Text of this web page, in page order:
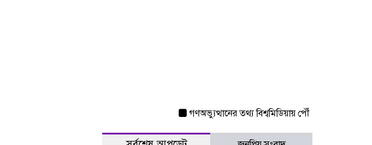
গণঅভ্যুত্থানের তথ্য বিশ্বমিডিয়ায় পৌঁছে দিতেন আদীব,